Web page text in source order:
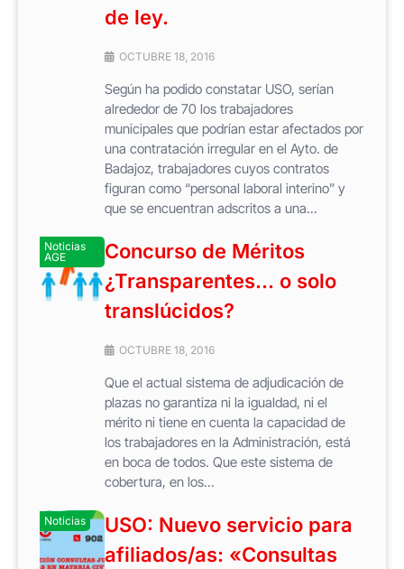
de ley.
OCTUBRE 18, 2016
Según ha podido constatar USO, serían
alrededor de 70 los trabajadores
municipales que podrían estar afectados por
una contratación irregular en el Ayto. de
Badajoz, trabajadores cuyos contratos
figuran como “personal laboral interino” y
que se encuentran adscritos a una...
Noticias
AGE
Concurso de Méritos
¿Transparentes… o solo
translúcidos?
OCTUBRE 18, 2016
Que el actual sistema de adjudicación de
plazas no garantiza ni la igualdad, ni el
mérito ni tiene en cuenta la capacidad de
los trabajadores en la Administración, está
en boca de todos. Que este sistema de
cobertura, en los...
Noticias
USO: Nuevo servicio para
afiliados/as: «Consultas